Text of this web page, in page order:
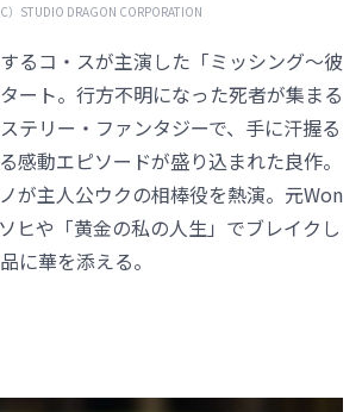
C）STUDIO DRAGON CORPORATION
るコ・スが主演した「ミッシング～彼
ート。行方不明になった死者が集まる
テリー・ファンタジーで、手に汗握る
感動エピソードが盛り込まれた良作。
が主人公ウクの相棒役を熱演。元Won
ヒや「黄金の私の人生」でブレイクし
に華を添える。